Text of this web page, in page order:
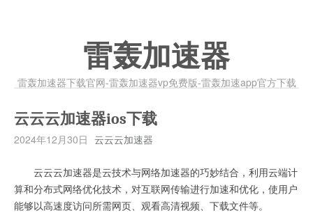
雷轰加速器
雷轰加速器下载官网-雷轰加速器vp免费版-雷轰加速app官方下载
云云云加速器ios下载
2024年12月30日 云云云加速器
云云云加速器是云技术与网络加速器的巧妙结合，利用云端计
算和分布式网络优化技术，对互联网传输进行加速和优化，使用户
能够以高速度访问所需网页、观看高清视频、下载文件等。